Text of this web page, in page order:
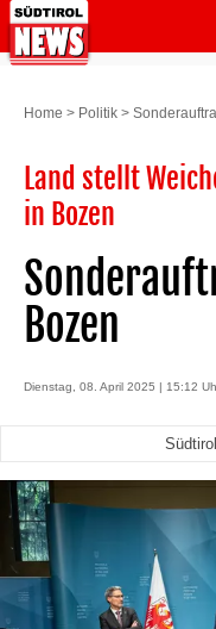
Home > Politik >
Land stellt
in Bozen
Bozen
Dienstag, 08. April 2025 | 15:12